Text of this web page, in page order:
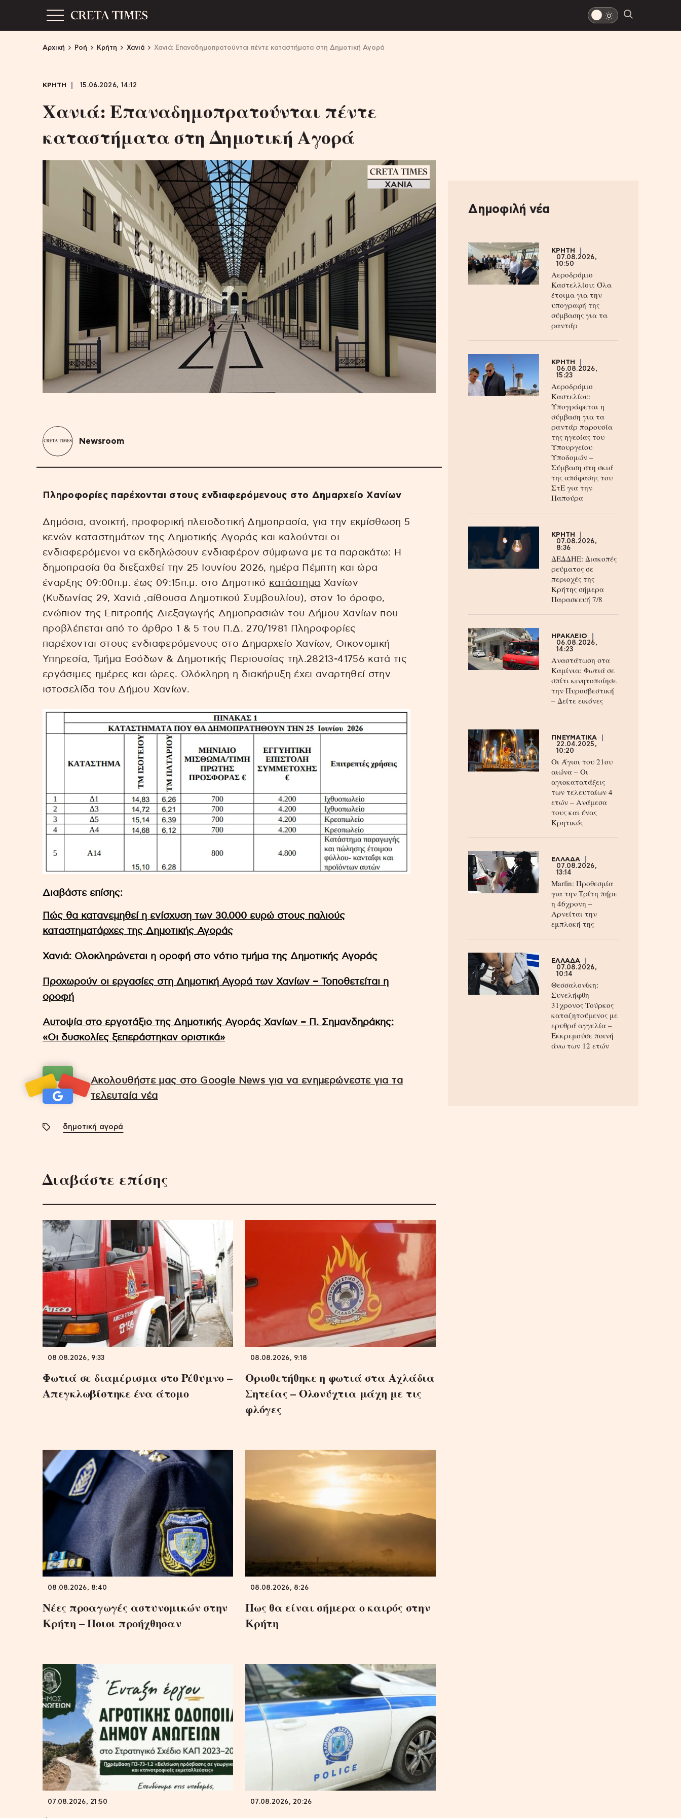
Αρχική Ροή Κρήτη Χανιά Χανιά: Επαναδημοπρατούνται πέντε καταστήματα στη Δημοτική Αγορά
ΚΡΗΤΗ 15.06.2026, 14:12
Χανιά: Επαναδημοπρατούνται πέντε
καταστήματα στη Δημοτική Αγορά
Newsroom
Πληροφορίες παρέχονται στους ενδιαφερόμενους στο Δημαρχείο Χανίων
Δημόσια, ανοικτή, προφορική πλειοδοτική Δημοπρασία, για την εκμίσθωση 5
κενών καταστημάτων τηςΔημοτικής Αγοράς και καλούνται οι
ενδιαφερόμενοι να εκδηλώσουν ενδιαφέρον σύμφωνα με τα παρακάτω: Η
δημοπρασία θα διεξαχθεί την 25 Ιουνίου 2026, ημέρα Πέμπτη και ώρα
έναρξης 09:00π.μ. έως 09:15π.μ. στο Δημοτικό κατάστημα Χανίων
(Κυδωνίας 29, Χανιά ,αίθουσα Δημοτικού Συμβουλίου), στον 1ο όροφο,
ενώπιον της Επιτροπής Διεξαγωγής Δημοπρασιών του Δήμου Χανίων που
προβλέπεται από το άρθρο 1 & 5 του Π.Δ. 270/1981 Πληροφορίες
παρέχονται στους ενδιαφερόμενους στο Δημαρχείο Χανίων, Οικονομική
Υπηρεσία, Τμήμα Εσόδων & Δημοτικής Περιουσίας τηλ.28213-41756 κατά τις
εργάσιμες ημέρες και ώρες. Ολόκληρη η διακήρυξη έχει αναρτηθεί στην
ιστοσελίδα του Δήμου Χανίων.
Διαβάστε επίσης:
Πώς θα κατανεμηθεί η ενίσχυση των 30.000 ευρώ στους παλιούς
καταστηματάρχες της Δημοτικής Αγοράς
Χανιά: Ολοκληρώνεται η οροφή στο νότιο τμήμα της Δημοτικής Αγοράς
Προχωρούν οι εργασίες στη Δημοτική Αγορά των Χανίων – Τοποθετείται η
οροφή
Αυτοψία στο εργοτάξιο της Δημοτικής Αγοράς Χανίων – Π. Σημανδηράκης:
«Οι δυσκολίες ξεπεράστηκαν οριστικά»
Ακολουθήστε μας στο Google News για να ενημερώνεστε για τα
τελευταία νέα
δημοτική αγορά
Διαβάστε επίσης
08.08.2026, 9:33
Φωτιά σε διαμέρισμα στο Ρέθυμνο –
Απεγκλωβίστηκε ένα άτομο
08.08.2026, 9:18
Οριοθετήθηκε η φωτιά στα Αχλάδια
Σητείας – Ολονύχτια μάχη με τις
φλόγες
08.08.2026, 8:40
Νέες προαγωγές αστυνομικών στην
Κρήτη – Ποιοι προήχθησαν
08.08.2026, 8:26
Πως θα είναι σήμερα ο καιρός στην
Κρήτη
07.08.2026, 21:50 07.08.2026, 20:26
Δημοφιλή νέα
ΚΡΗΤΗ
07.08.2026,
10:50
Αεροδρόμιο
Καστελλίου: Όλα
έτοιμα για την
υπογραφή της
σύμβασης για τα
ραντάρ
ΚΡΗΤΗ
06.08.2026,
15:23
Αεροδρόμιο
Καστελίου:
Υπογράφεται η
σύμβαση για τα
ραντάρ παρουσία
της ηγεσίας του
Υπουργείου
Υποδομών –
Σύμβαση στη σκιά
της απόφασης του
ΣτΕ για την
Παπούρα
ΚΡΗΤΗ
07.08.2026,
8:36
ΔΕΔΔΗΕ: Διακοπές
ρεύματος σε
περιοχές της
Κρήτης σήμερα
Παρασκευή 7/8
ΗΡΑΚΛΕΙΟ
06.08.2026,
14:23
Αναστάτωση στα
Καμίνια: Φωτιά σε
σπίτι κινητοποίησε
την Πυροσβεστική
– Δείτε εικόνες
ΠΝΕΥΜΑΤΙΚΑ
22.04.2025,
10:20
Οι Άγιοι του 21ου
αιώνα – Οι
αγιοκατατάξεις
των τελευταίων 4
ετών – Ανάμεσα
τους και ένας
Κρητικός
ΕΛΛΑΔΑ
07.08.2026,
13:14
Marfin: Προθεσμία
για την Τρίτη πήρε
η 46χρονη –
Aρνείται την
εμπλοκή της
ΕΛΛΑΔΑ
07.08.2026,
10:14
Θεσσαλονίκη:
Συνελήφθη
31χρονος Τούρκος
καταζητούμενος με
ερυθρά αγγελία –
Εκκρεμούσε ποινή
άνω των 12 ετών